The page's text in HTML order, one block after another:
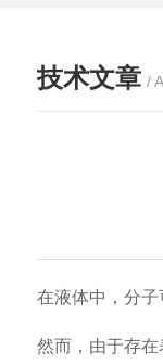
技术文章 /
在液体中，分
然而，由于存